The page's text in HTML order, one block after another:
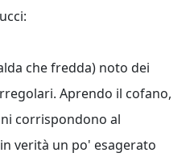
che fredda) noto dei
Aprendo il cofano,
corrispondono al
verità un po' esagerato